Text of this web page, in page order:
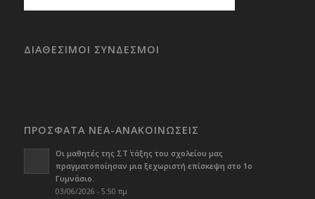
ΔΙΑΘΕΣΙΜΟΙ ΣΥΝΔΕΣΜΟΙ
ΠΡΟΣΦΑΤΑ ΝΕΑ-ΑΝΑΚΟΙΝΩΣΕΙΣ
Οι μαθητές της ΣΤ΄ τάξης του σχολείου μας
πραγματοποίησαν μια ξεχωριστή επίσκεψη στο 1ο
Γυμνάσιο.
03/06/2026 - 5:50 πμ